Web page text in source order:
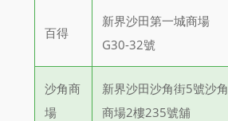
百得
新界沙田第一城商場
G30-32號
沙角商
場
新界沙田沙角街5號沙角
商場2樓235號舖